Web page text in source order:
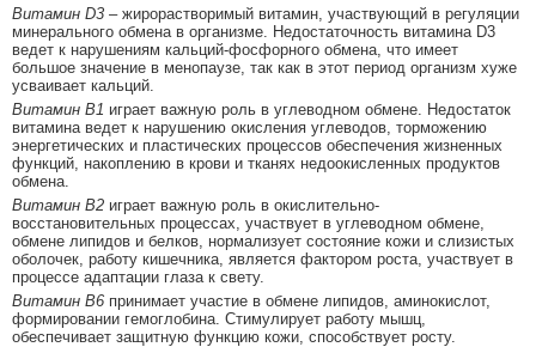
Витамин D3 – жирорастворимый витамин, участвующий в регуляции
минерального обмена в организме. Недостаточность витамина D3
ведет к нарушениям кальций-фосфорного обмена, что имеет
большое значение в менопаузе, так как в этот период организм хуже
усваивает кальций.
Витамин B1 играет важную роль в углеводном обмене. Недостаток
витамина ведет к нарушению окисления углеводов, торможению
энергетических и пластических процессов обеспечения жизненных
функций, накоплению в крови и тканях недоокисленных продуктов
обмена.
Витамин В2 играет важную роль в окислительно-
восстановительных процессах, участвует в углеводном обмене,
обмене липидов и белков, нормализует состояние кожи и слизистых
оболочек, работу кишечника, является фактором роста, участвует в
процессе адаптации глаза к свету.
Витамин В6 принимает участие в обмене липидов, аминокислот,
формировании гемоглобина. Стимулирует работу мышц,
обеспечивает защитную функцию кожи, способствует росту.